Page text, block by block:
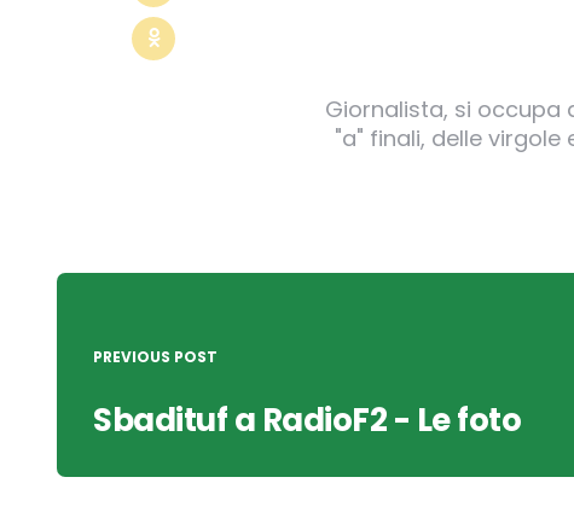
Giornalista, si occupa
"a" finali, delle
Post
PREVIOUS POST
Sbadituf a RadioF2 - Le foto